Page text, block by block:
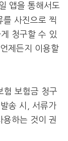
앱을 통해서도
를 사진으로 찍
청구할 수 있
제든지 이용할
험 보험금 청구
송 시, 서류가
하는 것이 권